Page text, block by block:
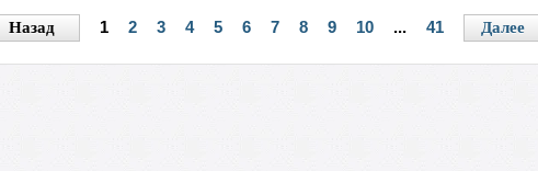
Назад 1 2 3 4 5 6 7 8 9 10 ... 41 Далее